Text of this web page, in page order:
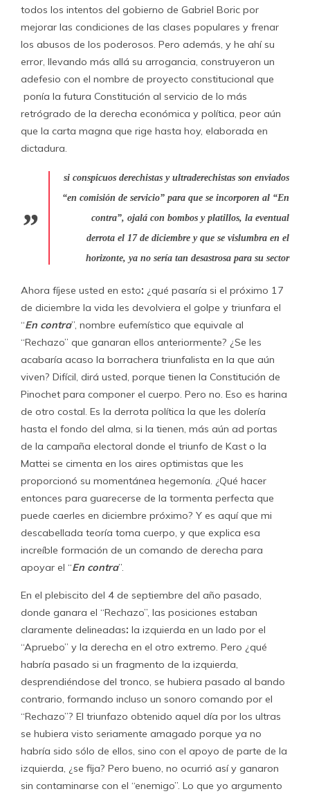
todos los intentos del gobierno de Gabriel Boric por
mejorar las condiciones de las clases populares y frenar
los abusos de los poderosos. Pero además, y he ahí su
error, llevando más allá su arrogancia, construyeron un
adefesio con el nombre de proyecto constitucional que
ponía la futura Constitución al servicio de lo más
retrógrado de la derecha económica y política, peor aún
que la carta magna que rige hasta hoy, elaborada en
dictadura.
si conspicuos derechistas y ultraderechistas son enviados
“en comisión de servicio” para que se incorporen al “En
contra”, ojalá con bombos y platillos, la eventual
derrota el 17 de diciembre y que se vislumbra en el
horizonte, ya no sería tan desastrosa para su sector
Ahora fíjese usted en esto: ¿qué pasaría si el próximo 17
de diciembre la vida les devolviera el golpe y triunfara el
“En contra”, nombre eufemístico que equivale al
“Rechazo” que ganaran ellos anteriormente? ¿Se les
acabaría acaso la borrachera triunfalista en la que aún
viven? Difícil, dirá usted, porque tienen la Constitución de
Pinochet para componer el cuerpo. Pero no. Eso es harina
de otro costal. Es la derrota política la que les dolería
hasta el fondo del alma, si la tienen, más aún ad portas
de la campaña electoral donde el triunfo de Kast o la
Mattei se cimenta en los aires optimistas que les
proporcionó su momentánea hegemonía. ¿Qué hacer
entonces para guarecerse de la tormenta perfecta que
puede caerles en diciembre próximo? Y es aquí que mi
descabellada teoría toma cuerpo, y que explica esa
increíble formación de un comando de derecha para
apoyar el “En contra”.
En el plebiscito del 4 de septiembre del año pasado,
donde ganara el “Rechazo”, las posiciones estaban
claramente delineadas: la izquierda en un lado por el
“Apruebo” y la derecha en el otro extremo. Pero ¿qué
habría pasado si un fragmento de la izquierda,
desprendiéndose del tronco, se hubiera pasado al bando
contrario, formando incluso un sonoro comando por el
“Rechazo”? El triunfazo obtenido aquel día por los ultras
se hubiera visto seriamente amagado porque ya no
habría sido sólo de ellos, sino con el apoyo de parte de la
izquierda, ¿se fija? Pero bueno, no ocurrió así y ganaron
sin contaminarse con el “enemigo”. Lo que yo argumento